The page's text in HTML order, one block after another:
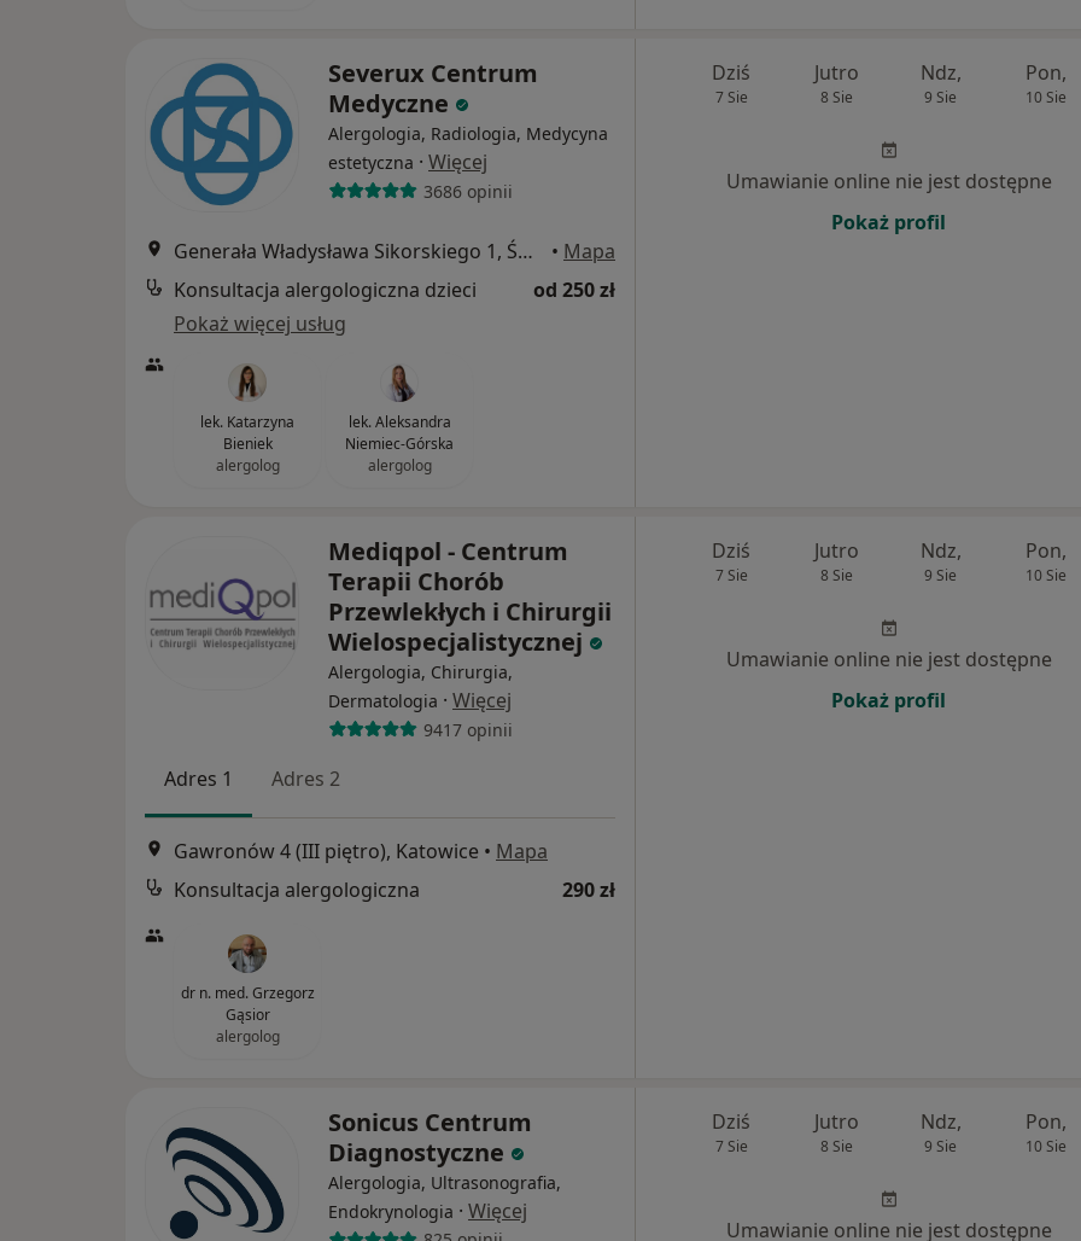
Severux Centrum
Medyczne
Alergologia, Radiologia, Medycyna
estetyczna · Więcej
3686 opinii
Generała Władysława Sikorskiego 1, Świętochłowice • Mapa
Konsultacja alergologiczna dzieci
od 250 zł
Pokaż więcej usług
lek. Katarzyna
Bieniek
alergolog
lek. Aleksandra
Niemiec-Górska
alergolog
Dziś
7 Sie
Jutro
8 Sie
Ndz,
9 Sie
Pon,
10 Sie
Umawianie online nie jest dostępne
Pokaż profil
Mediqpol - Centrum
Terapii Chorób
Przewlekłych i Chirurgii
Wielospecjalistycznej
Alergologia, Chirurgia,
Dermatologia · Więcej
9417 opinii
Adres 1 Adres 2
Gawronów 4 (III piętro), Katowice • Mapa
Konsultacja alergologiczna
290 zł
dr n. med. Grzegorz
Gąsior
alergolog
Dziś
7 Sie
Jutro
8 Sie
Ndz,
9 Sie
Pon,
10 Sie
Umawianie online nie jest dostępne
Pokaż profil
Sonicus Centrum
Diagnostyczne
Alergologia, Ultrasonografia,
Endokrynologia · Więcej
Dziś
7 Sie
Jutro
8 Sie
Ndz,
9 Sie
Pon,
10 Sie
Umawianie online nie jest dostępne